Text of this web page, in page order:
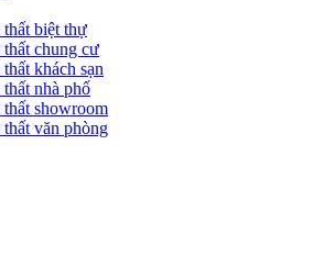
biệt thự
chung cư
khách sạn
nhà phố
showroom
văn phòng